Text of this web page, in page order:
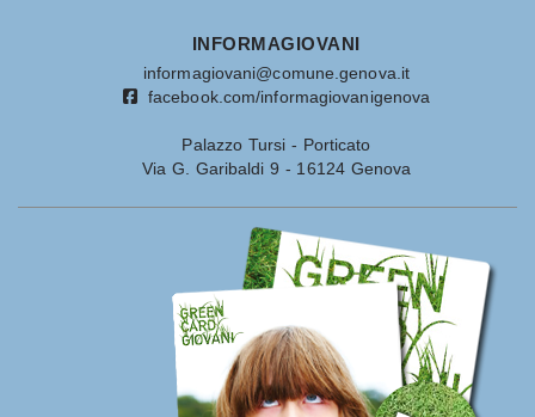
INFORMAGIOVANI
informagiovani@comune.genova.it
facebook.com/informagiovanigenova
Palazzo Tursi - Porticato
Via G. Garibaldi 9 - 16124 Genova